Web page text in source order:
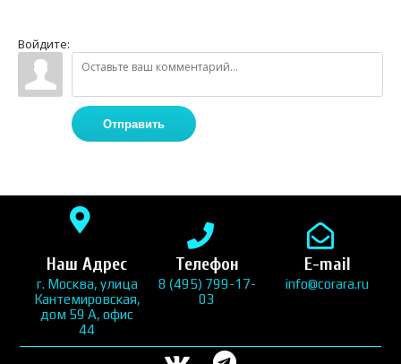
Войдите:
Отправить
Наш Адрес
г. Москва, улица
Кантемировская,
дом 59 А, офис
44
Телефон
8 (495) 799-17-
03
E-mail
info@corara.ru